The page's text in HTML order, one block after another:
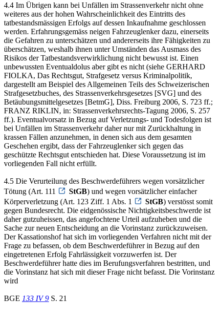
4.4 Im Übrigen kann bei Unfällen im Strassenverkehr nicht ohne
weiteres aus der hohen Wahrscheinlichkeit des Eintritts des
tatbestandsmässigen Erfolgs auf dessen Inkaufnahme geschlossen
werden. Erfahrungsgemäss neigen Fahrzeuglenker dazu, einerseits
die Gefahren zu unterschätzen und andererseits ihre Fähigkeiten zu
überschätzen, weshalb ihnen unter Umständen das Ausmass des
Risikos der Tatbestandsverwirklichung nicht bewusst ist. Einen
unbewussten Eventualdolus aber gibt es nicht (siehe GERHARD
FIOLKA, Das Rechtsgut, Strafgesetz versus Kriminalpolitik,
dargestellt am Beispiel des Allgemeinen Teils des Schweizerischen
Strafgesetzbuches, des Strassenverkehrsgesetzes [SVG] und des
Betäubungsmittelgesetzes [BetmG], Diss. Freiburg 2006, S. 723 ff.;
FRANZ RIKLIN, in: Strassenverkehrsrechts-Tagung 2006, S. 257
ff.). Eventualvorsatz in Bezug auf Verletzungs- und Todesfolgen ist
bei Unfällen im Strassenverkehr daher nur mit Zurückhaltung in
krassen Fällen anzunehmen, in denen sich aus dem gesamten
Geschehen ergibt, dass der Fahrzeuglenker sich gegen das
geschützte Rechtsgut entschieden hat. Diese Voraussetzung ist im
vorliegenden Fall nicht erfüllt.
4.5 Die Verurteilung des Beschwerdeführers wegen vorsätzlicher
Tötung (Art. 111
StGB) und wegen vorsätzlicher einfacher
Körperverletzung (Art. 123 Ziff. 1 Abs. 1
StGB) verstösst somit
gegen Bundesrecht. Die eidgenössische Nichtigkeitsbeschwerde ist
daher gutzuheissen, das angefochtene Urteil aufzuheben und die
Sache zur neuen Entscheidung an die Vorinstanz zurückzuweisen.
Der Kassationshof hat sich im vorliegenden Verfahren nicht mit der
Frage zu befassen, ob dem Beschwerdeführer in Bezug auf den
eingetretenen Erfolg Fahrlässigkeit vorzuwerfen ist. Der
Beschwerdeführer hatte dies im Berufungsverfahren bestritten, und
die Vorinstanz hat sich mit dieser Frage nicht befasst. Die Vorinstanz
wird
BGE 133 IV 9 S. 21